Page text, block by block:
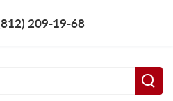
209-19-68